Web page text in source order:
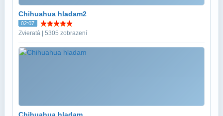
Chihuahua hladam2
02:07
Zvieratá | 5305 zobrazení
Chihuahua hladam